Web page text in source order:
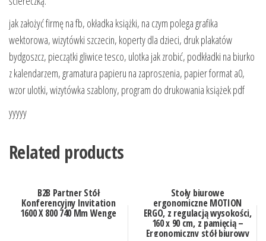
jak założyć firmę na fb, okładka książki, na czym polega grafika
wektorowa, wizytówki szczecin, koperty dla dzieci, druk plakatów
bydgoszcz, pieczątki gliwice tesco, ulotka jak zrobić, podkładki na biurko
z kalendarzem, gramatura papieru na zaproszenia, papier format a0,
wzor ulotki, wizytówka szablony, program do drukowania książek pdf
yyyyy
Related products
B2B Partner Stół
Konferencyjny Invitation
1600 X 800 740 Mm Wenge
Stoły biurowe
ergonomiczne MOTION
ERGO, z regulacją wysokości,
160 x 90 cm, z pamięcią –
Ergonomiczny stół biurowy